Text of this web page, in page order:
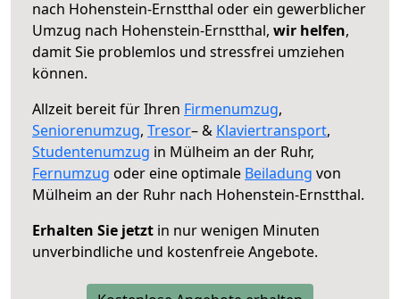
nach Hohenstein-Ernstthal oder ein gewerblicher
Umzug nach Hohenstein-Ernstthal, wir helfen,
damit Sie problemlos und stressfrei umziehen
können.
Allzeit bereit für Ihren Firmenumzug,
Seniorenumzug, Tresor– & Klaviertransport,
Studentenumzug in Mülheim an der Ruhr,
Fernumzug oder eine optimale Beiladung von
Mülheim an der Ruhr nach Hohenstein-Ernstthal.
Erhalten Sie jetzt in nur wenigen Minuten
unverbindliche und kostenfreie Angebote.